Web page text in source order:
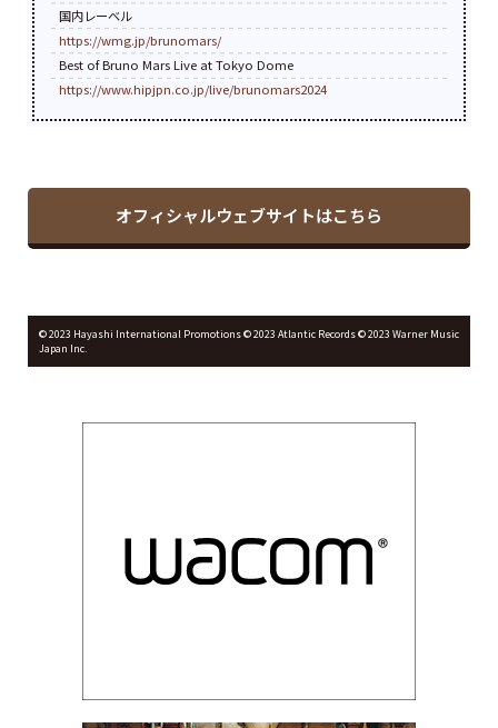
国内レーベル
https://wmg.jp/brunomars/
Best of Bruno Mars Live at Tokyo Dome
https://www.hipjpn.co.jp/live/brunomars2024
オフィシャルウェブサイトはこちら
©︎ 2023 Hayashi International Promotions ©︎ 2023 Atlantic Records © 2023 Warner Music
Japan Inc.